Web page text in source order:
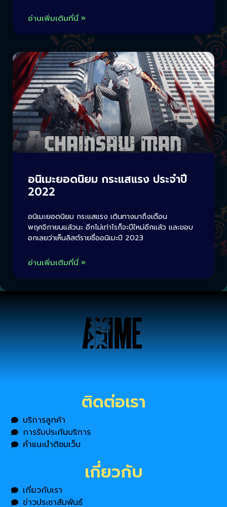
อ่านเพิ่มเติมที่นี่ »
อนิเมะยอดนิยม กระแสแรง ประจำปี
2022
อนิเมะยอดนิยม กระแสแรง เดินทางมาถึงเดือน
พฤศจิกายนแล้วนะ อีกไม่เท่าไรก็จะปีใหม่อีกแล้ว และขอบ
อกเลยว่าเห็นลิสต์รายชื่ออนิเมะปี 2023
อ่านเพิ่มเติมที่นี่ »
ติดต่อเรา
บริการลูกค้า
การรับประกันบริการ
คำแนะนำติชมเว็บ
เกี่ยวกับ
เกี่ยวกับเรา
ข่าวประชาสัมพันธ์